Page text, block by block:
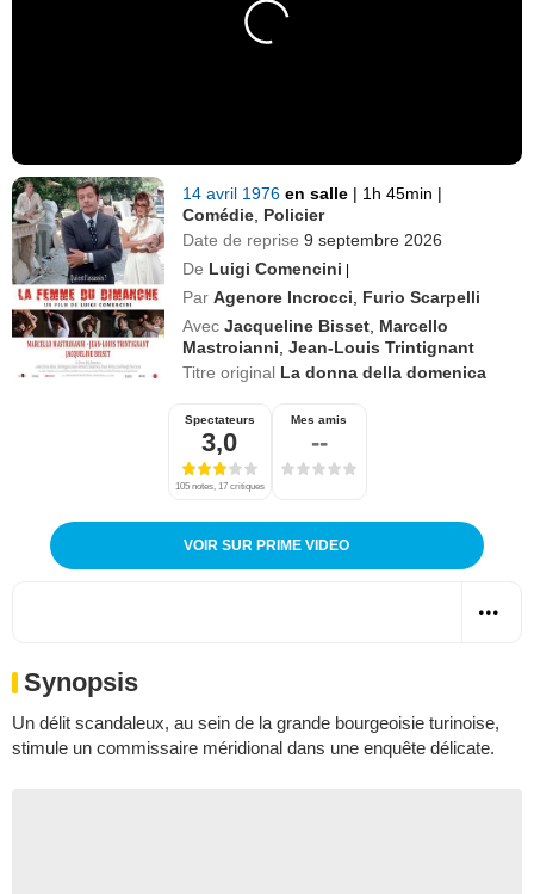
14 avril 1976en salle | 1h 45min |
Comédie Policier
Date de reprise 9 septembre 2026
De Luigi Comencini |
Par Agenore Incrocci
Furio Scarpelli
Avec Jacqueline Bisset Marcello
Mastroianni ,Jean-Louis Trintignant
Titre original La donna della domenica
Spectateurs
3,0
105 notes, 17 critiques
Mes amis
--
VOIR SUR PRIME VIDEO
Synopsis
Un délit scandaleux, au sein de la grande bourgeoisie turinoise,
stimule un commissaire méridional dans une enquête délicate.